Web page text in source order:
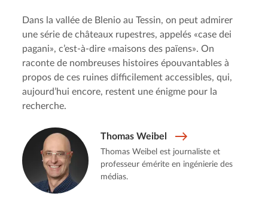
Dans la vallée de Blenio au Tessin, on peut admirer
une série de châteaux rupestres, appelés «case dei
pagani», c’est-à-dire «maisons des païens». On
raconte de nombreuses histoires épouvantables à
propos de ces ruines difficilement accessibles, qui,
aujourd’hui encore, restent une énigme pour la
recherche.
Thomas Weibel
Thomas Weibel est journaliste et
professeur émérite en ingénierie des
médias.